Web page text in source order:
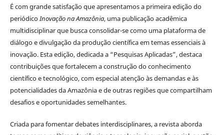
É com grande satisfação que apresentamos a primeira edição do
periódicoInovação na Amazônia, uma publicação acadêmica
multidisciplinar que busca consolidar-se como uma plataforma de
diálogo e divulgação da produção científica em temas essenciais à
inovação. Esta edição, dedicada a “Pesquisas Aplicadas”, destaca
contribuições que fortalecem a construção do conhecimento
científico e tecnológico, com especial atenção às demandas e às
potencialidades da Amazônia e de outras regiões que compartilham
desafios e oportunidades semelhantes.
Criada para fomentar debates interdisciplinares, a revista aborda